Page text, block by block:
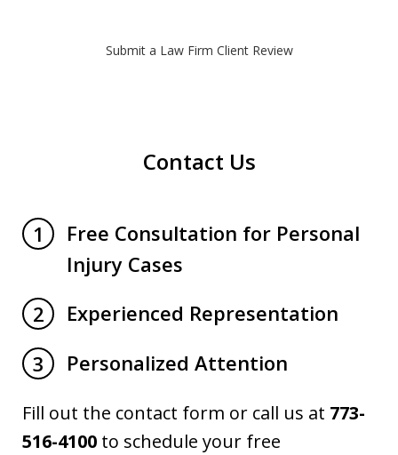
Submit a Law Firm Client Review
Contact Us
1
Free Consultation for Personal
Injury Cases
2
Experienced Representation
3
Personalized Attention
Fill out the contact form or call us at 773-
516-4100 to schedule your free